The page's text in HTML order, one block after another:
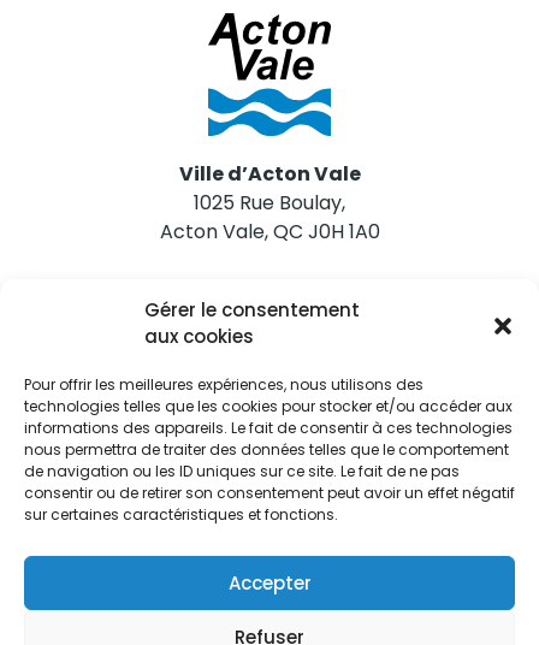
Gérer le consentement
aux cookies
Pour offrir les meilleures expériences, nous utilisons des
technologies telles que les cookies pour stocker et/ou accéder aux
informations des appareils. Le fait de consentir à ces technologies
nous permettra de traiter des données telles que le comportement
de navigation ou les ID uniques sur ce site. Le fait de ne pas
consentir ou de retirer son consentement peut avoir un effet négatif
sur certaines caractéristiques et fonctions.
Accepter
Refuser
Ville d’Acton Vale
1025 Rue Boulay,
Acton Vale, QC J0H 1A0
Nous joindre
Tél. 450 546-2703
Restez informés
Abonnez-vous aux alertes municipales
Je m'abonne